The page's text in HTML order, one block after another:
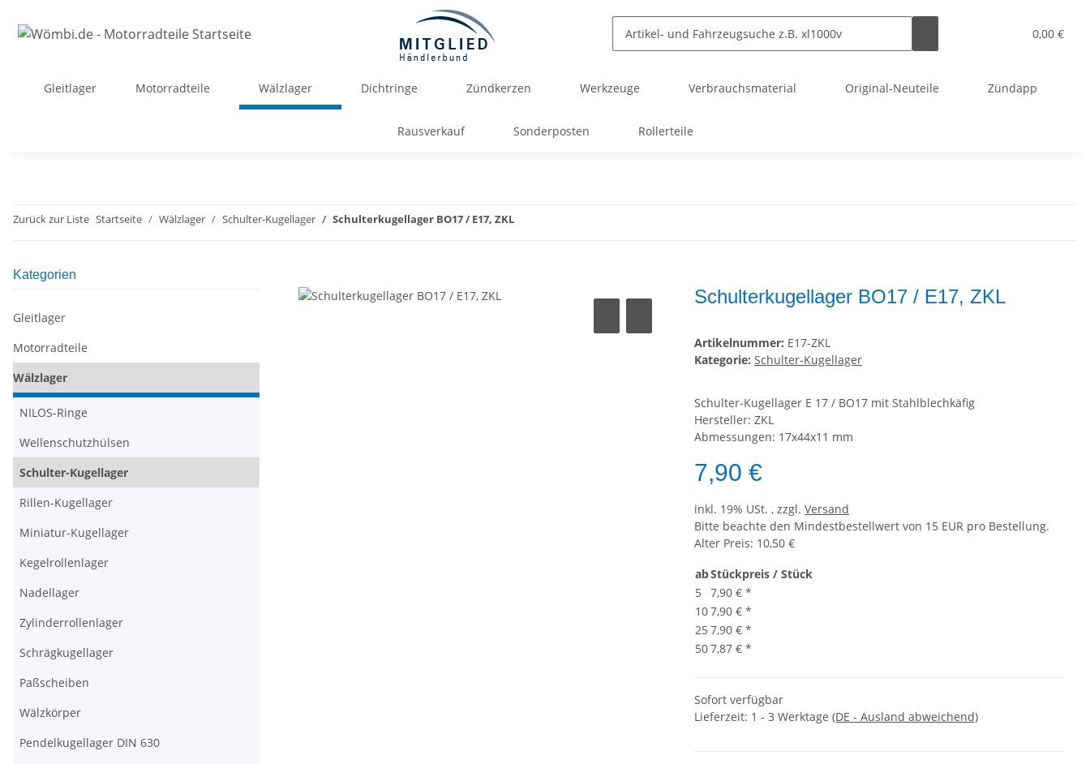
0,00 €
Gleitlager Motorradteile Wälzlager Dichtringe Zündkerzen Werkzeuge Verbrauchsmaterial Original-Neuteile Zündapp
Rausverkauf Sonderposten Rollerteile
Zurück zur Liste Startseite Wälzlager Schulter-Kugellager Schulterkugellager BO17 / E17, ZKL
Schulterkugellager BO17 / E17, ZKL
Artikelnummer: E17-ZKL
Kategorie: Schulter-Kugellager
Schulter-Kugellager E 17 / BO17 mit Stahlblechkäfig
Hersteller: ZKL
Abmessungen: 17x44x11 mm
7,90 €
inkl. 19% USt. , zzgl. Versand
Bitte beachte den Mindestbestellwert von 15 EUR pro Bestellung.
Alter Preis: 10,50 €
abStückpreis / Stück
5
7,90 € *
107,90 € *
25 7,90 € *
507,87 € *
Sofort verfügbar
Lieferzeit: 1 - 3 Werktage (DE - Ausland abweichend)
Kategorien
Gleitlager
Motorradteile
Wälzlager
NILOS-Ringe
Wellenschutzhülsen
Schulter-Kugellager
Rillen-Kugellager
Miniatur-Kugellager
Kegelrollenlager
Nadellager
Zylinderrollenlager
Schrägkugellager
Paßscheiben
Wälzkörper
Pendelkugellager DIN 630